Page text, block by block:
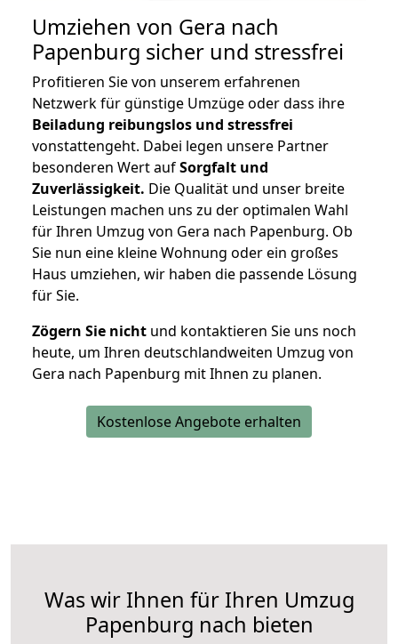
Umziehen von Gera nach
Papenburg sicher und stressfrei
Profitieren Sie von unserem erfahrenen
Netzwerk für günstige Umzüge oder dass ihre
Beiladung reibungslos und stressfrei
vonstattengeht. Dabei legen unsere Partner
besonderen Wert aufSorgfalt und
Zuverlässigkeit. Die Qualität und unser breite
Leistungen machen uns zu der optimalen Wahl
für Ihren Umzug von Gera nach Papenburg. Ob
Sie nun eine kleine Wohnung oder ein großes
Haus umziehen, wir haben die passende Lösung
für Sie.
Zögern Sie nicht und kontaktieren Sie uns noch
heute, um Ihren deutschlandweiten Umzug von
Gera nach Papenburg mit Ihnen zu planen.
Kostenlose Angebote erhalten
Was wir Ihnen für Ihren Umzug
Papenburg nach bieten